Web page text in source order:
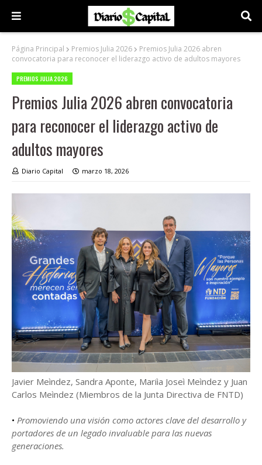
Página Principal Premios Julia 2026
Premios Julia 2026 abren
convocatoria para reconocer el liderazgo activo de adultos mayores
PREMIOS JULIA 2026
Premios Julia 2026 abren convocatoria
para reconocer el liderazgo activo de
adultos mayores
Diario Capital marzo 18, 2026
Javier Meìndez, Sandra Aponte, Mariìa Joseì Meìndez y Juan
Carlos Meìndez (Miembros de la Junta Directiva de FNTD)
•⁠ ⁠ Promoviendo una visión como actores clave del desarrollo y
portadores de un legado invaluable para las nuevas
generaciones.